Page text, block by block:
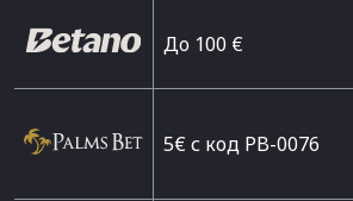
Дo 100 €
5€ с код PB-0076